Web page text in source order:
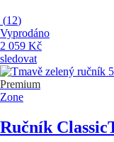
(12)
Vyprodáno
2 059 Kč
sledovat
Premium
Zone
Ručník Classic